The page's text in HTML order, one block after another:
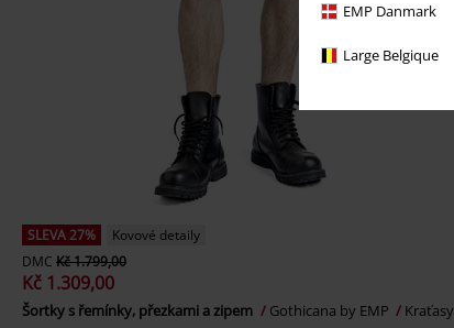
EMP Danmark
Large Belgique
SLEVA 27%
Kovové detaily
DMC Kč 1.799,00
Kč 1.309,00
Šortky s řemínky, přezkami a zipem Gothicana by EMP Kraťasy